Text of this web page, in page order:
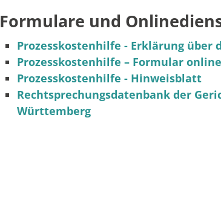
Formulare und
Prozesskostenhilfe - Erklärung
Prozesskosten­hilfe – Formular
Prozesskostenhilfe - Hinweisblatt
Rechtsprechungsdatenbank der
Württemberg